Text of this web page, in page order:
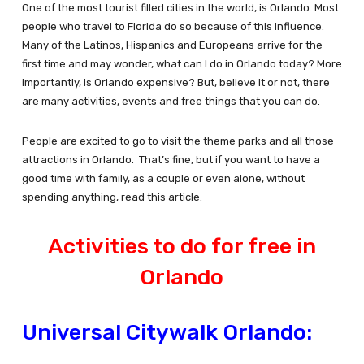
One of the most tourist filled cities in the world, is Orlando. Most
people who travel to Florida do so because of this influence.
Many of the Latinos, Hispanics and Europeans arrive for the
first time and may wonder, what can I do in Orlando today? More
importantly, is Orlando expensive? But, believe it or not, there
are many activities, events and free things that you can do.
People are excited to go to visit the theme parks and all those
attractions in Orlando. That’s fine, but if you want to have a
good time with family, as a couple or even alone, without
spending anything, read this article.
Activities to do for free in
Orlando
Universal Citywalk Orlando: